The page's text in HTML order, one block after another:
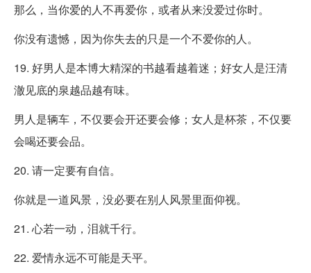
那么，当你爱的人不再爱你，或者从来没爱过你时。
你没有遗憾，因为你失去的只是一个不爱你的人。
19. 好男人是本博大精深的书越看越着迷；好女人是汪清
澈见底的泉越品越有味。
男人是辆车，不仅要会开还要会修；女人是杯茶，不仅要
会喝还要会品。
20. 请一定要有自信。
你就是一道风景，没必要在别人风景里面仰视。
21. 心若一动，泪就千行。
22. 爱情永远不可能是天平。